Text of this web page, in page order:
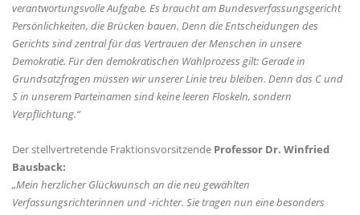
verantwortungsvolle Aufgabe. Es braucht am Bundesverfassungsgericht
Persönlichkeiten, die Brücken bauen. Denn die Entscheidungen des
Gerichts sind zentral für das Vertrauen der Menschen in unsere
Demokratie. Für den demokratischen Wahlprozess gilt: Gerade in
Grundsatzfragen müssen wir unserer Linie treu bleiben. Denn das C und
S in unserem Parteinamen sind keine leeren Floskeln, sondern
Verpflichtung.“
Der stellvertretende Fraktionsvorsitzende Professor Dr. Winfried
Bausback:
Mein herzlicher Glückwunsch an die neu gewählten
Verfassungsrichterinnen und -richter. Sie tragen nun eine besonders